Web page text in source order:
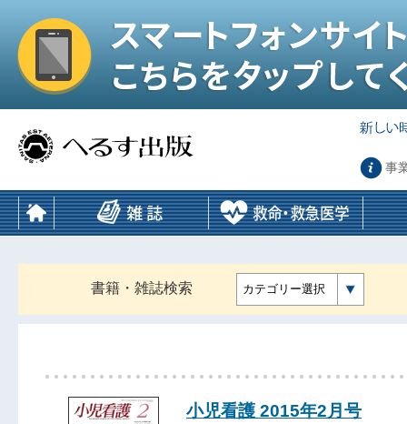
事
書籍・雑誌検索 カテゴリー選択
小児看護 2015年2月号